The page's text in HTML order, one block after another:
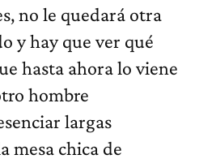
no le quedará otra
y hay que ver qué
hasta ahora lo viene
hombre
largas
mesa chica de